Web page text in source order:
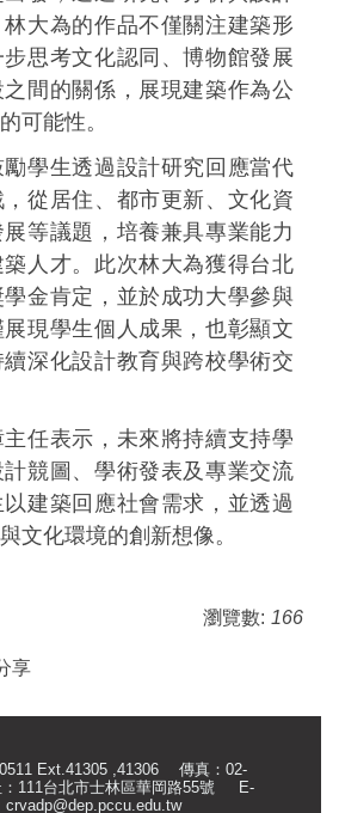
大為的作品不僅關注建築形
思考文化認同、博物館發展
間的關係，展現建築作為公
可能性。
學生透過設計研究回應當代
從居住、都市更新、文化資
等議題，培養兼具專業能力
人才。此次林大為獲得台北
金肯定，並於成功大學參與
現學生個人成果，也彰顯文
深化設計教育與跨校學術交
任表示，未來將持續支持學
競圖、學術發表及專業交流
建築回應社會需求，並透過
文化環境的創新想像。
瀏覽數: 166
享
Ext.41305 ,41306 傳真：02-
111台北市士林區華岡路55號
E-
crvadp@dep.pccu.edu.tw